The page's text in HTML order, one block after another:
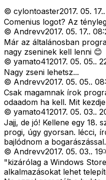
© cylontoaster2017. 05. 17..
Comenius logot? Az
© Andrevv2017. 05. 17..
Már az általánosban
nagy zseninek kell lenni 😊
© yamato412017. 05. 05..
Nagy zseni lehetsz...
© Andrevv2017. 05. 05..
Csak magamnak írok
odaadom ha kell. Mit
© yamato412017. 05. 03..
Jajj, de jó! Kellene egy 18.
progi, úgy gyorsan. lécci,
bajlódnom a
© Andrevv2017. 05. 03..
"kizárólag a Windows
alkalmazásokat lehet